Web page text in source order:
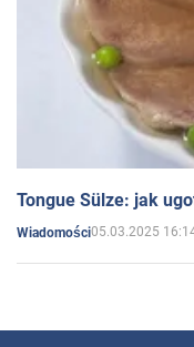
Tongue Sülze: jak
Wiadomości05.03.2025